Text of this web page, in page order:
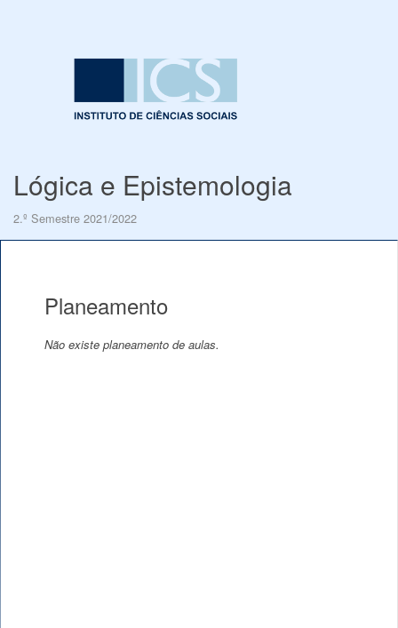
Lógica e Epistemologia
2.º Semestre 2021/2022
Planeamento
Não existe planeamento de aulas.